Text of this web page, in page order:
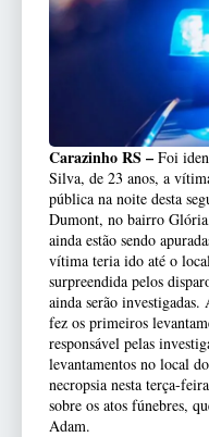
Carazinho RS – Foi
Silva, de 23 anos, a
pública na noite desta
Dumont, no bairro
ainda estão sendo
vítima teria ido até o
surpreendida pelos
ainda serão
fez os primeiros
responsável pelas
levantamentos no local
necropsia nesta terça-
sobre os atos fúnebres,
Adam.